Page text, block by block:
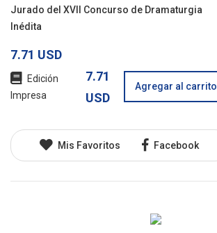
Jurado del XVII Concurso de Dramaturgia
Inédita
7.71 USD
Edición
Impresa
7.71
USD
Agregar al carrito
Mis Favoritos Facebook